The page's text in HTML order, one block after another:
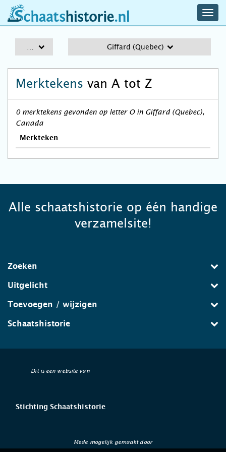
schaatshistorie.nl
Giffard (Quebec)
Merktekens van A tot Z
0 merktekens gevonden op letter O in Giffard (Quebec),
Canada
Merkteken
Alle schaatshistorie op één handige
verzamelsite!
Zoeken
Uitgelicht
Toevoegen / wijzigen
Schaatshistorie
Dit is een website van
Stichting Schaatshistorie
Mede mogelijk gemaakt door